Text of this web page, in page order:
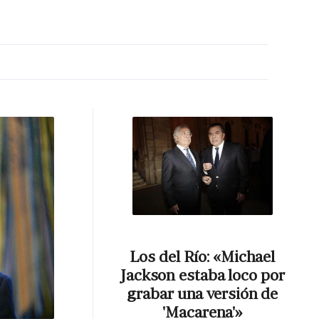
Los del Río: «Michael
Jackson estaba loco por
grabar una versión de
'Macarena'»